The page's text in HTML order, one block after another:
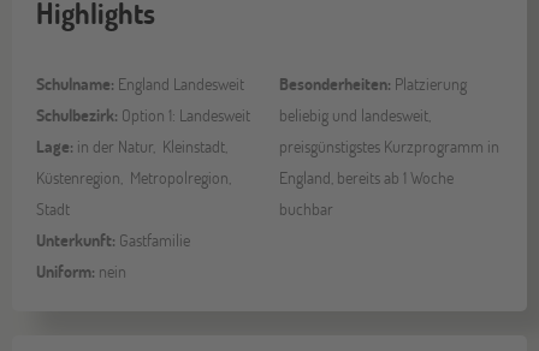
Highlights
Schulname: England Landesweit
Schulbezirk: Option 1: Landesweit
Lage: in der Natur, Kleinstadt,
Küstenregion, Metropolregion,
Stadt
Unterkunft: Gastfamilie
Uniform: nein
Besonderheiten: Platzierung
beliebig und landesweit,
preisgünstigstes Kurzprogramm in
England, bereits ab 1 Woche
buchbar